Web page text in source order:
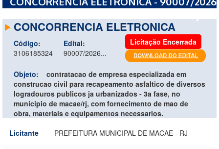
CONCORRENCIA ELETRONICA
Código:
3106185324
Edital:
90007/2026...
Licitação Encerrada
Objeto:
contratacao de empresa especializada em
construcao civil para recapeamento asfaltico de diversos
logradouros publicos ja urbanizados - 3a fase, no
municipio de macae/rj, com fornecimento de mao de
obra, materiais e equipamentos necessarios.
Licitante
PREFEITURA MUNICIPAL DE MACAE - RJ